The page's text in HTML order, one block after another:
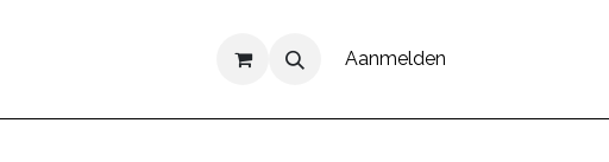
Aanmelden